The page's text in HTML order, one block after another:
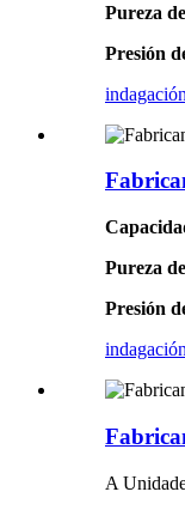
Pureza
Presión
indagación
Pureza
Presión
indagación
A